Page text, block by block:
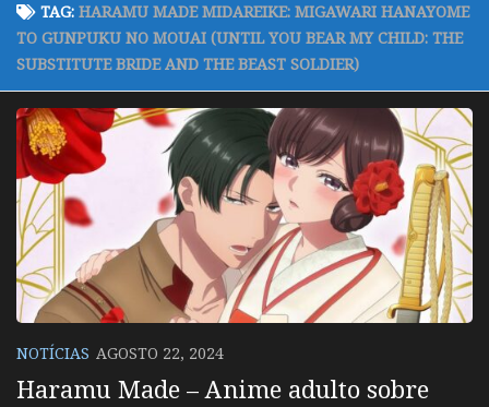
TAG: HARAMU MADE MIDAREIKE: MIGAWARI HANAYOME
TO GUNPUKU NO MOUAI (UNTIL YOU BEAR MY CHILD: THE
SUBSTITUTE BRIDE AND THE BEAST SOLDIER)
NOTÍCIAS AGOSTO 22, 2024
Haramu Made – Anime adulto sobre